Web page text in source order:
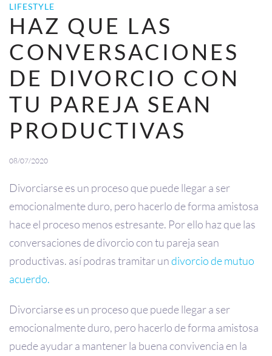
LIFESTYLE
HAZ QUE LAS
CONVERSACIONES
DE DIVORCIO CON
TU PAREJA SEAN
PRODUCTIVAS
08/07/2020
Divorciarse es un proceso que puede llegar a ser
emocionalmente duro, pero hacerlo de forma amistosa
hace el proceso menos estresante. Por ello haz que las
conversaciones de divorcio con tu pareja sean
productivas. así podras tramitar undivorcio de mutuo
acuerdo.
Divorciarse es un proceso que puede llegar a ser
emocionalmente duro, pero hacerlo de forma amistosa
puede ayudar a mantener la buena convivencia en la